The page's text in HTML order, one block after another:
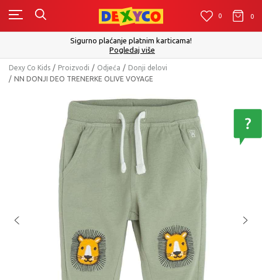
0 0
Click&Collect - Platite karticom Online i
Dexy Co Kids Proizvodi Odjeća
Donji delovi
NN DONJI DEO TRENERKE OLIVE VOYAGE